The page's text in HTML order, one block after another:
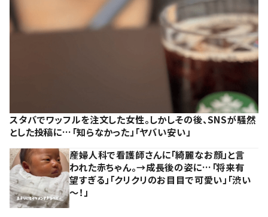
スタバでワッフルを注文した女性。しかしその後、SNSが騒然
とした投稿に…「知らなかった」「ヤバい安い」
産婦人科で看護師さんに「綺麗なお顔」と言
われた赤ちゃん。→成長後の姿に…「将来有
望すぎる」「クリクリのお目目で可愛い」「渋い
～！」